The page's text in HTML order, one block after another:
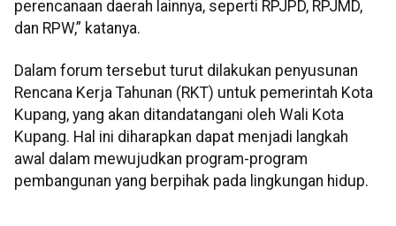
perencanaan daerah lainnya, seperti RPJPD, RPJMD,
dan RPW,” katanya.
Dalam forum tersebut turut dilakukan penyusunan
Rencana Kerja Tahunan (RKT) untuk pemerintah Kota
Kupang, yang akan ditandatangani oleh Wali Kota
Kupang. Hal ini diharapkan dapat menjadi langkah
awal dalam mewujudkan program-program
pembangunan yang berpihak pada lingkungan hidup.